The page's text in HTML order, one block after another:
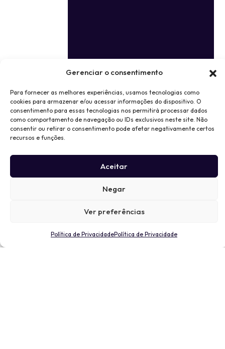
Gerenciar o consentimento
Para fornecer as melhores experiências, usamos tecnologias como
cookies para armazenar e/ou acessar informações do dispositivo. O
consentimento para essas tecnologias nos permitirá processar dados
como comportamento de navegação ou IDs exclusivos neste site. Não
consentir ou retirar o consentimento pode afetar negativamente certos
recursos e funções.
Aceitar
Negar
Ver preferências
Política de PrivacidadePolítica de Privacidade